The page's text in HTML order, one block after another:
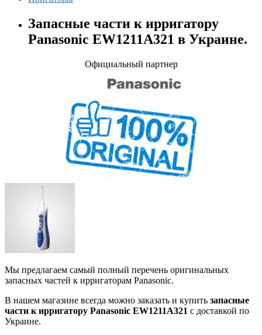
Запасные части к ирригатору
Panasonic EW1211A321 в Украине.
Официальный партнер
Мы предлагаем самый полный перечень оригинальных
запасных частей к ирригаторам Panasonic.
В нашем магазине всегда можно заказать и купить запасные
части к ирригатору Panasonic EW1211A321 с доставкой по
Украине.